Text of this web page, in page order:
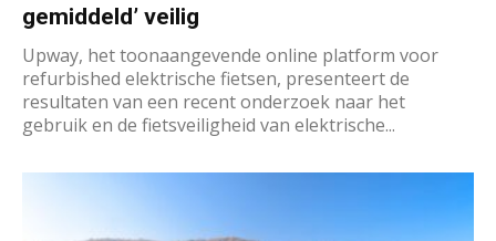
gemiddeld’ veilig
Upway, het toonaangevende online platform voor
refurbished elektrische fietsen, presenteert de
resultaten van een recent onderzoek naar het
gebruik en de fietsveiligheid van elektrische...